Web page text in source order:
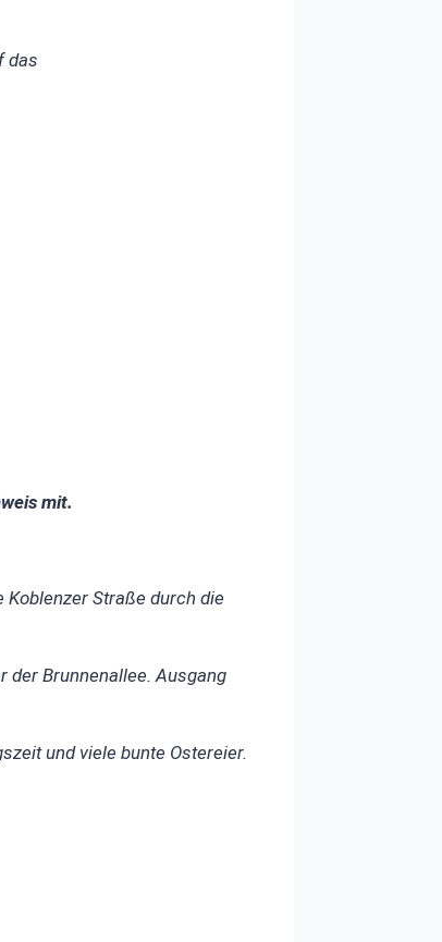
das
mit.
Straße durch die
der Brunnenallee. Ausgang
und viele bunte Ostereier.